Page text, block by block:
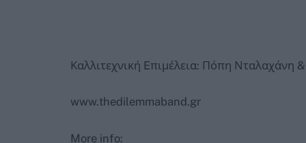
Καλλιτεχνική Eπιμέλεια: Πόπη Νταλαχάνη
www.thedilemmaband.gr
More info: